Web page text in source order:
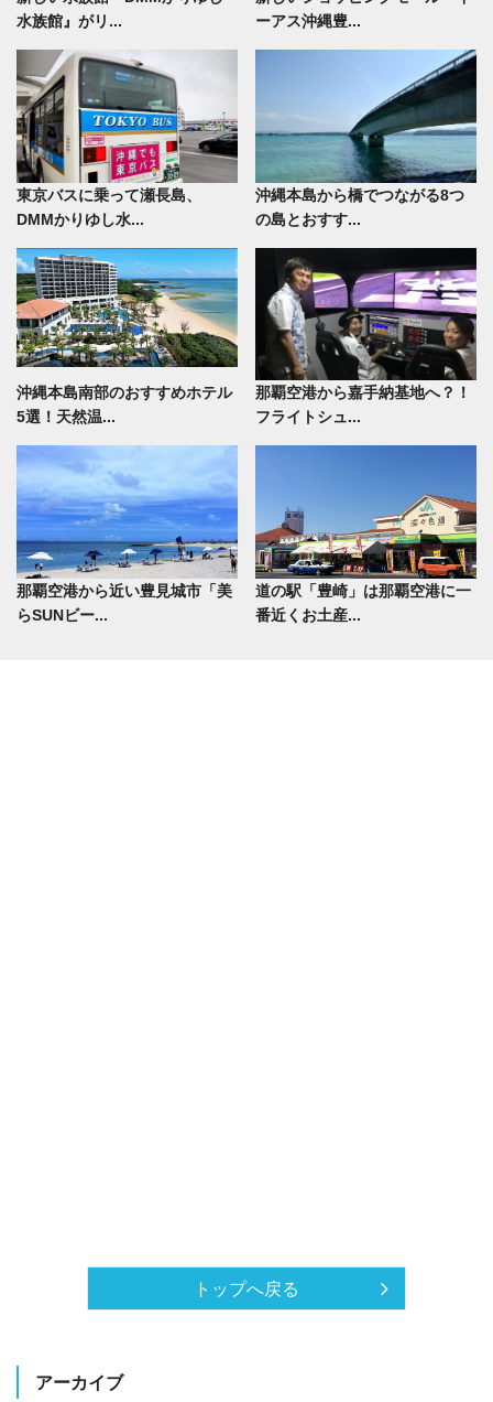
水族館』がリ...
ーアス沖縄豊...
東京バスに乗って瀬長島、
DMMかりゆし水...
沖縄本島から橋でつながる8つ
の島とおすす...
沖縄本島南部のおすすめホテル
5選！天然温...
那覇空港から嘉手納基地へ？！
フライトシュ...
那覇空港から近い豊見城市「美
らSUNビー...
道の駅「豊崎」は那覇空港に一
番近くお土産...
トップへ戻る
アーカイブ